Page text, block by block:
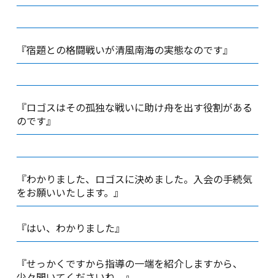
『宿題との格闘戦いが清風南海の実態なのです』
『ロゴスはその孤独な戦いに助け舟を出す役割がある
のです』
『わかりました、ロゴスに決めました。入会の手続気
をお願いいたします。』
『はい、わかりました』
『せっかくですから指導の一端を紹介しますから、